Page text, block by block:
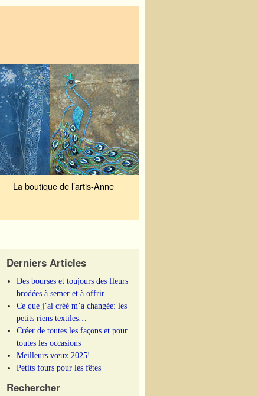
La boutique de l’artis-Anne
Derniers Articles
Des bourses et toujours des fleurs
brodées à semer et à offrir….
Ce que j’ai créé m’a changée: les
petits riens textiles…
Créer de toutes les façons et pour
toutes les occasions
Meilleurs vœux 2025!
Petits fours pour les fêtes
Rechercher